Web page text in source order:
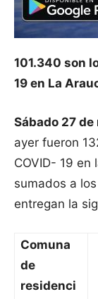
101.340 son
19 en La
Sábado 27
ayer fueron
COVID- 19 en
sumados a
entregan la
Comuna
de
residenci